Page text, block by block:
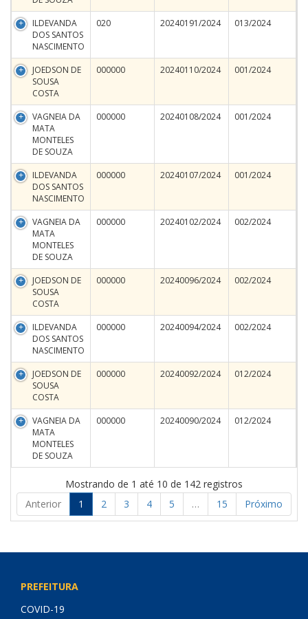
ILDEVANDA
DOS SANTOS
NASCIMENTO
020 20240191/2024 013/2024
JOEDSON DE
SOUSA
COSTA
000000 20240110/2024 001/2024
VAGNEIA DA
MATA
MONTELES
DE SOUZA
000000 20240108/2024 001/2024
ILDEVANDA
DOS SANTOS
NASCIMENTO
000000 20240107/2024 001/2024
VAGNEIA DA
MATA
MONTELES
DE SOUZA
000000 20240102/2024 002/2024
JOEDSON DE
SOUSA
COSTA
000000 20240096/2024 002/2024
ILDEVANDA
DOS SANTOS
NASCIMENTO
000000 20240094/2024 002/2024
JOEDSON DE
SOUSA
COSTA
000000 20240092/2024 012/2024
VAGNEIA DA
MATA
MONTELES
DE SOUZA
000000 20240090/2024 012/2024
Mostrando de 1 até 10 de 142 registros
Anterior
1 2 3 4 5 … 15 Próximo
PREFEITURA
COVID-19